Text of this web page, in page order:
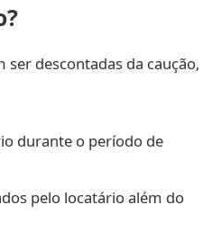
descontadas da caução,
durante o período de
pelo locatário além do